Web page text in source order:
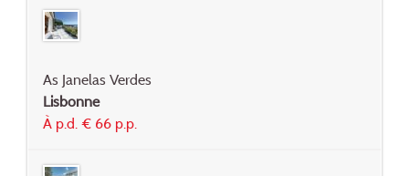
As Janelas Verdes
Lisbonne
À p.d. € 66 p.p.